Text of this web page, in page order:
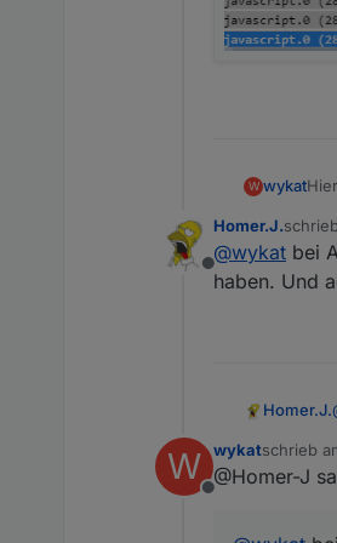
W wykat
Offline
Homer.J.
@wykat bei
haben. Und
Homer.J.
W
Offline
wykatschrieb
zuletzt
@Homer-J